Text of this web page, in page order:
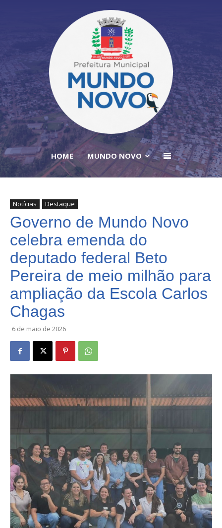
HOME MUNDO NOVO
Notícias Destaque
Governo de Mundo Novo
celebra emenda do
deputado federal Beto
Pereira de meio milhão para
ampliação da Escola Carlos
Chagas
6 de maio de 2026